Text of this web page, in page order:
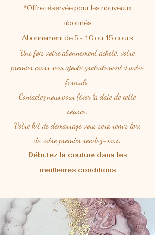
*Offre réservée pour les nouveaux
abonnés
Abonnement de 5 - 10 ou 15 cours
Une fois votre abonnement acheté, votre
premier cours sera ajouté gratuitement à votre
formule.
Contactez nous pour fixer la date de cette
séance.
Votre kit de démarrage vous sera remis lors
de votre premier rendez-vous.
Débutez la couture dans les
meilleures conditions